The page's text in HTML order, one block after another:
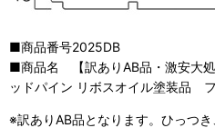
■商品番号2025DB
■商品名 【訳ありAB品・激安大
ッドパイン リボスオイル塗装品
※訳ありAB品となります。ひっつ